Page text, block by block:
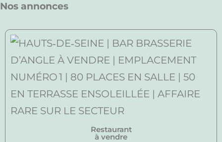
Nos annonces
Restaurant
à vendre